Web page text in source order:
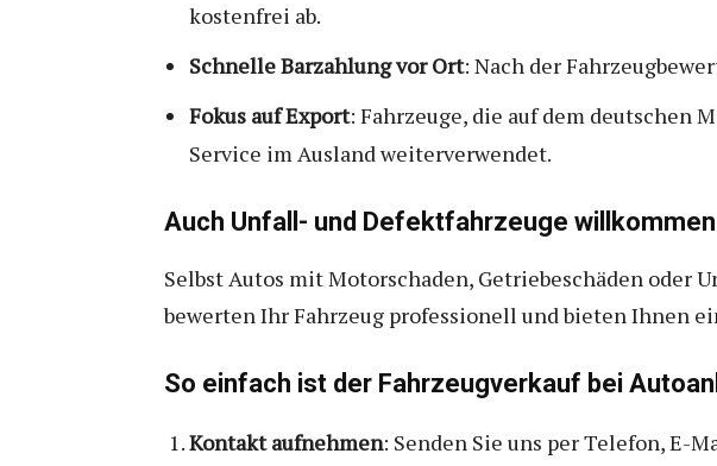
kostenfrei ab.
Schnelle Barzahlung vor Ort: Nach der
Fokus auf Export: Fahrzeuge, die auf dem deutschen
Service im Ausland weiterverwendet.
Auch Unfall- und Defektfahrzeuge willkommen
Selbst Autos mit Motorschaden, Getriebeschäden oder
bewerten Ihr Fahrzeug professionell und bieten Ihnen
So einfach ist der Fahrzeugverkauf bei
Kontakt aufnehmen: Senden Sie uns per Telefon, E-